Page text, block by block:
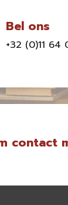
Bel ons
+32 (0)11 64
contact